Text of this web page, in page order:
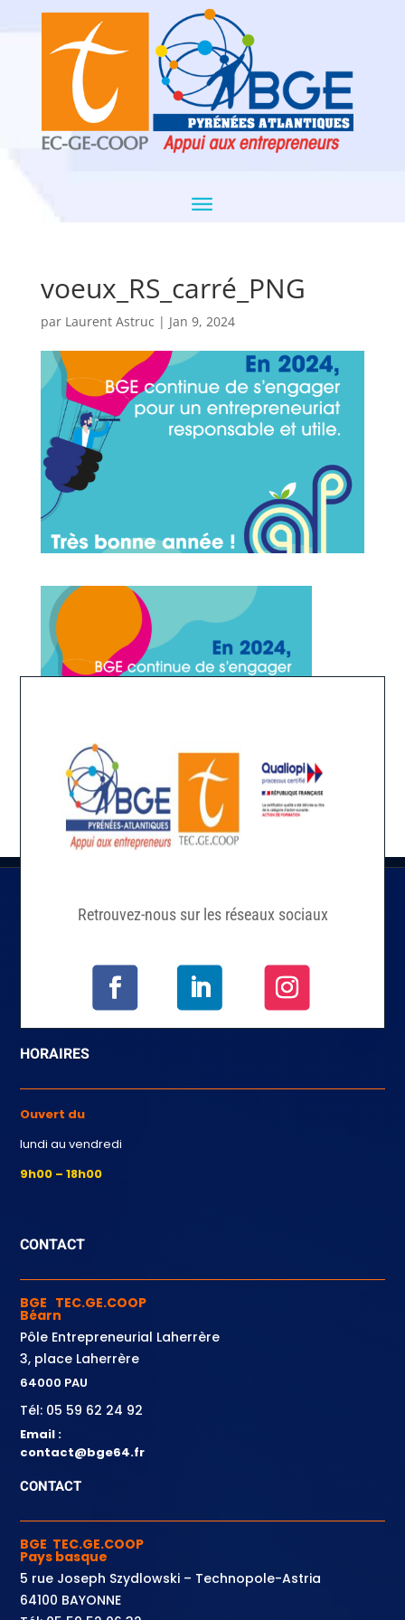
voeux_RS_carré_PNG
par Laurent Astruc | Jan 9, 2024
Retrouvez-nous sur les réseaux sociaux
HORAIRES
Ouvert du
lundi au vendredi
9h00 – 18h00
CONTACT
BGE TEC.GE.COOP
Béarn
Pôle Entrepreneurial Laherrère
3, place Laherrère
64000 PAU
Tél: 05 59 62 24 92
Email :
contact@bge64.fr
CONTACT
BGE TEC.GE.COOP
Pays basque
5 rue Joseph Szydlowski – Technopole-Astria
64100 BAYONNE